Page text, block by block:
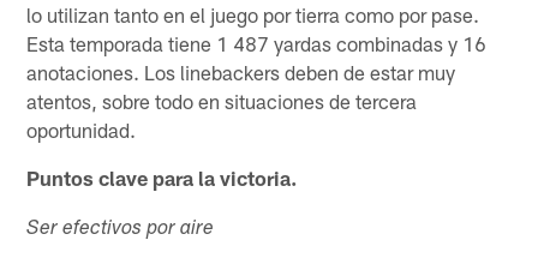
lo utilizan tanto en el juego por tierra como por pase.
Esta temporada tiene 1 487 yardas combinadas y 16
anotaciones. Los linebackers deben de estar muy
atentos, sobre todo en situaciones de tercera
oportunidad.
Puntos clave para la victoria.
Ser efectivos por aire